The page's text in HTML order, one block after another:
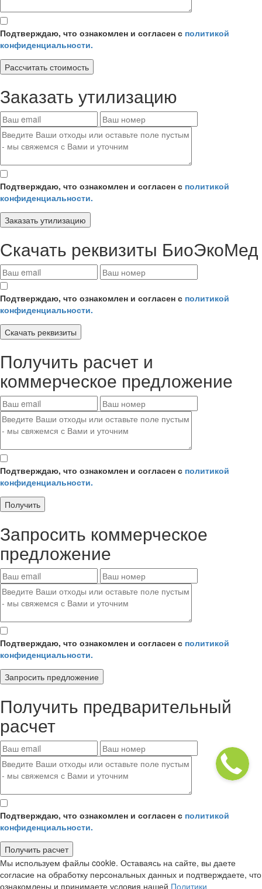
Подтверждаю, что ознакомлен и согласен с политикой
конфиденциальности.
Рассчитать стоимость
Заказать утилизацию
Подтверждаю, что ознакомлен и согласен с политикой
конфиденциальности.
Заказать утилизацию
Скачать реквизиты БиоЭкоМед
Подтверждаю, что ознакомлен и согласен с политикой
конфиденциальности.
Скачать реквизиты
Получить расчет и
коммерческое предложение
Подтверждаю, что ознакомлен и согласен с политикой
конфиденциальности.
Получить
Запросить коммерческое
предложение
Подтверждаю, что ознакомлен и согласен с политикой
конфиденциальности.
Запросить предложение
Получить предварительный
расчет
Подтверждаю, что ознакомлен и согласен с политикой
конфиденциальности.
Получить расчет
Мы используем файлы cookie. Оставаясь на сайте, вы даете
согласие на обработку персональных данных и подтверждаете, что
ознакомлены и принимаете условия нашей Политики